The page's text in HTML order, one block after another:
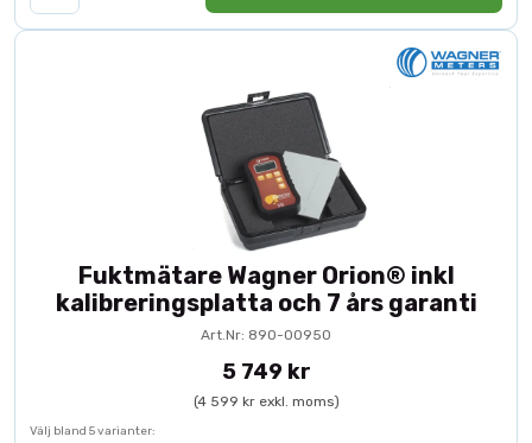
Fuktmätare Wagner Orion® inkl
kalibreringsplatta och 7 års garanti
Art.Nr: 890-00950
5 749 kr
(4 599 kr exkl. moms)
Välj bland 5 varianter: